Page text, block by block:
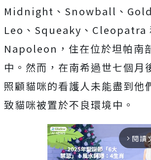
Midnight、Snowball、
Leo、Squeaky、Cleopatra
Napoleon，住在位於坦帕南
中。然而，在南希過世七個月
照顧貓咪的看護人未能盡到他
致貓咪被置於不良環境中。
arrow_forward_ios 閱讀